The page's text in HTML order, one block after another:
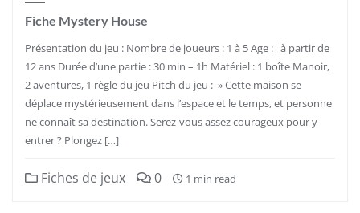
Fiche Mystery House
Présentation du jeu : Nombre de joueurs : 1 à 5 Age : à partir de
12 ans Durée d’une partie : 30 min – 1h Matériel : 1 boîte Manoir,
2 aventures, 1 règle du jeu Pitch du jeu : » Cette maison se
déplace mystérieusement dans l’espace et le temps, et personne
ne connaît sa destination. Serez-vous assez courageux pour y
entrer ? Plongez […]
Fiches de jeux 0 1 min read